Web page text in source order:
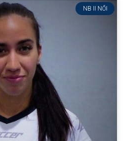
NB II NŐI